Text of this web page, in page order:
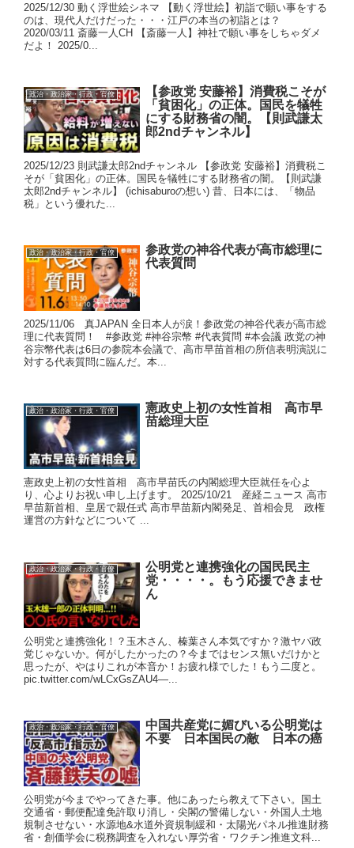
2025/12/30 動く浮世絵シネマ 【動く浮世絵】初詣で願い事をする
のは、現代人だけだった・・・江戸の本当の初詣とは？
2020/03/11 斎藤一人CH 【斎藤一人】神社で願い事をしちゃダメ
だよ！ 2025/0...
政治・政治家・行政・官僚
【参政党 安藤裕】消費税こそが
「貧困化」の正体。国民を犠牲
にする財務省の闇。【則武謙太
郎2ndチャンネル】
2025/12/23 則武謙太郎2ndチャンネル 【参政党 安藤裕】消費税こ
そが「貧困化」の正体。国民を犠牲にする財務省の闇。【則武謙
太郎2ndチャンネル】 (ichisaburoの想い) 昔、日本には、「物品
税」という優れた...
政治・政治家・行政・官僚
参政党の神谷代表が高市総理に
代表質問
2025/11/06 真JAPAN 全日本人が涙！参政党の神谷代表が高市総
理に代表質問！ #参政党 #神谷宗幣 #代表質問 #本会議 政党の神
谷宗幣代表は6日の参院本会議で、高市早苗首相の所信表明演説に
対する代表質問に臨んだ。本...
政治・政治家・行政・官僚
憲政史上初の女性首相 高市早
苗総理大臣
憲政史上初の女性首相 高市早苗氏の内閣総理大臣就任を心よ
り、心よりお祝い申し上げます。 2025/10/21 産経ニュース 高市
早苗新首相、皇居で親任式 高市早苗新内閣発足、首相会見 政権
運営の方針などについて ...
政治・政治家・行政・官僚
公明党と連携強化の国民民主
党・・・・。もう応援できませ
ん
公明党と連携強化！？玉木さん、榛葉さん本気ですか？激ヤバ政
党じゃないか。何がしたかったの？今まではセンス無いだけかと
思ったが、やはりこれが本音か！お疲れ様でした！もう二度と。
pic.twitter.com/wLCxGsZAU4—...
政治・政治家・行政・官僚
中国共産党に媚びいる公明党は
不要 日本国民の敵 日本の癌
公明党が今までやってきた事。他にあったら教えて下さい。国土
交通省・郵便配達免許取り消し・尖閣の警備しない・外国人土地
規制させない・水源地&水道外資規制緩和・太陽光パネル推進財務
省・創価学会に税務調査を入れない厚労省・ワクチン推進文科...